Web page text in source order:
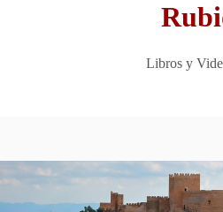
Libros y